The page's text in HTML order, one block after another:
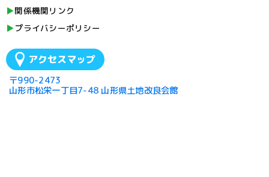
関係機関リンク
プライバシーポリシー
アクセスマップ
〒990-2473
山形市松栄一丁目7-48 山形県土地改良会館